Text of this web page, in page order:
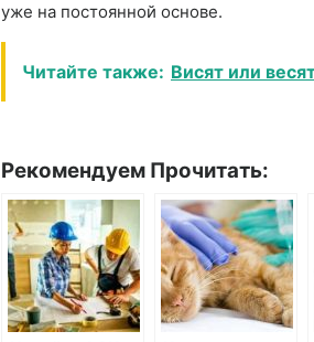
уже на постоянной основе.
Читайте также: Висят или
Рекомендуем Прочитать: